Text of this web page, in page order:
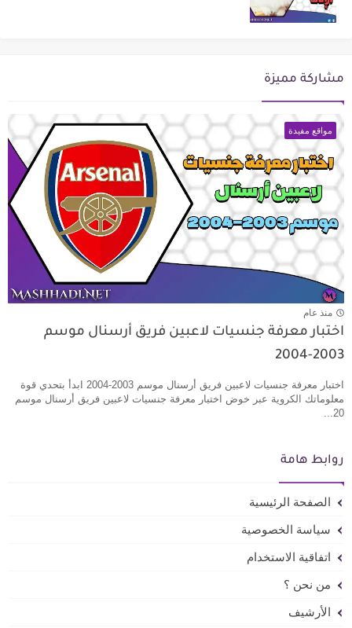
مشاركة مميزة
مواقع مفيدة
منذ عام
اختبار معرفة جنسيات لاعبين فريق أرسنال موسم
2003-2004
اختبار معرفة جنسيات لاعبين فريق أرسنال موسم 2003-2004 ابدأ بتحدي قوة
معلوماتك الكروية عبر خوض اختبار معرفة جنسيات لاعبين فريق أرسنال موسم
20...
روابط هامة
الصفحة الرئيسية
سياسة الخصوصية
اتفاقية الاستخدام
من نحن ؟
الأرشيف